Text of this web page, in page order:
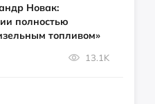
Новак:
полностью
топливом»
13.1K